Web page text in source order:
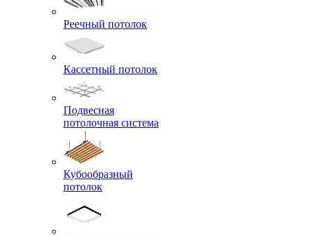
Реечный потолок
Кассетный потолок
Подвесная
потолочная система
Кубообразный
потолок